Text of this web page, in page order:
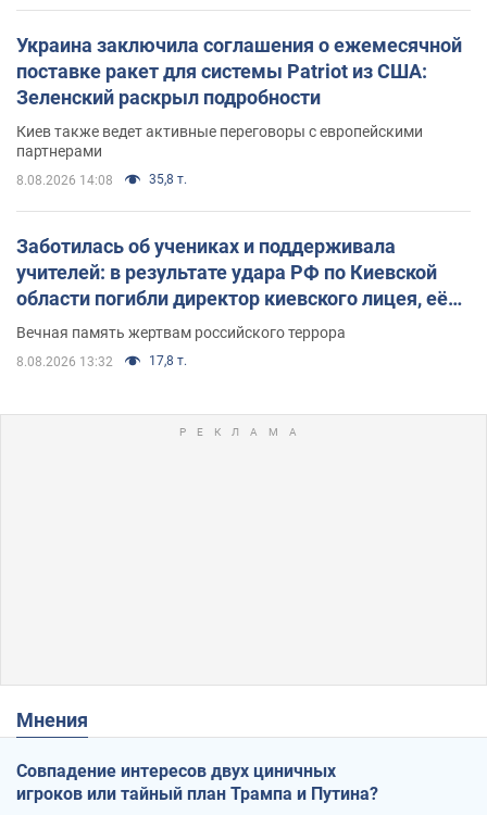
Украина заключила соглашения о ежемесячной
поставке ракет для системы Patriot из США:
Зеленский раскрыл подробности
Киев также ведет активные переговоры с европейскими
партнерами
8.08.2026 14:08 35,8 т.
Заботилась об учениках и поддерживала
учителей: в результате удара РФ по Киевской
области погибли директор киевского лицея, её
муж и внук
Вечная память жертвам российского террора
8.08.2026 13:32 17,8 т.
Мнения
Совпадение интересов двух циничных
игроков или тайный план Трампа и Путина?